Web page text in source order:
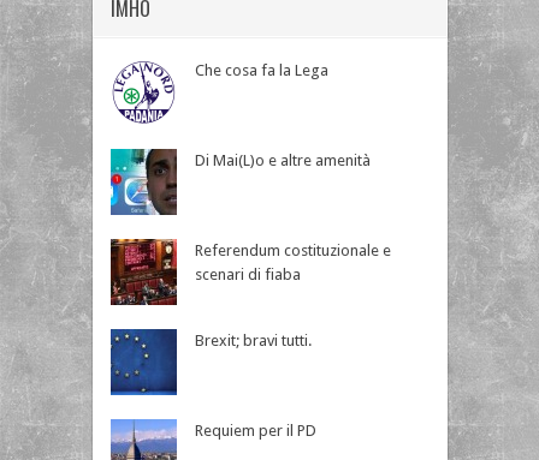
IMHO
Che cosa fa la Lega
Di Mai(L)o e altre amenità
Referendum costituzionale e
scenari di fiaba
Brexit; bravi tutti.
Requiem per il PD